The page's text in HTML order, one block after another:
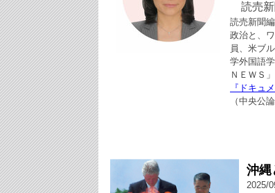
読売新
読売新聞
政治と、
員、米ブ
学外国語
ＮＥＷＳ
『ドキュ
（中央公
沖縄
2025/